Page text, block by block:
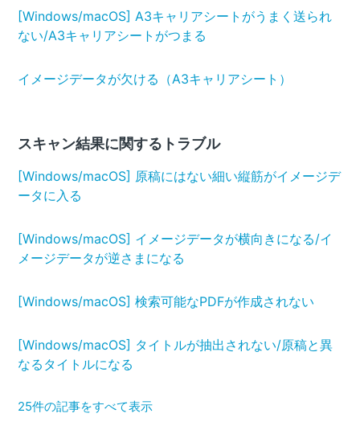
[Windows/macOS] A3キャリアシートがうまく送られ
ない/A3キャリアシートがつまる
イメージデータが欠ける（A3キャリアシート）
スキャン結果に関するトラブル
[Windows/macOS] 原稿にはない細い縦筋がイメージデ
ータに入る
[Windows/macOS] イメージデータが横向きになる/イ
メージデータが逆さまになる
[Windows/macOS] 検索可能なPDFが作成されない
[Windows/macOS] タイトルが抽出されない/原稿と異
なるタイトルになる
25件の記事をすべて表示